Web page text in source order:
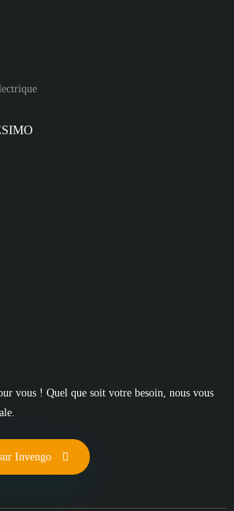
vous ! Quel que soit votre besoin, nous vous
Invengo